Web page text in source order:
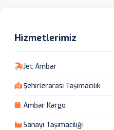
Hizmetlerimiz
Jet Ambar
Şehirlerarası Taşımacılık
Ambar Kargo
Sanayi Taşımacılığı